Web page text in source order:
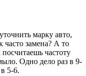
марку авто,
часто замена? А то
частоту
Одно дело раз в 9-
5-6.